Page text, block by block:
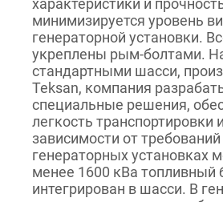
характеристики и
минимизируется уровень
генераторной установки.
укреплены рым-болтами.
стандартными шасси,
Teksan, компания
специальные решения,
легкость транспортировки
зависимости от
генераторных установках
менее 1600 кВа топливный
интегрирован в шасси. В